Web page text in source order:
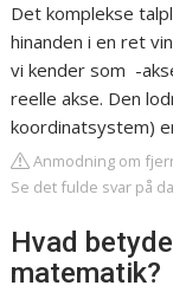
Det komplekse
hinanden i en ret
vi kender som ‍ -
reelle akse. Den
koordinatsystem)
Anmodning om
Se det fulde svar på
Hvad
matematik?